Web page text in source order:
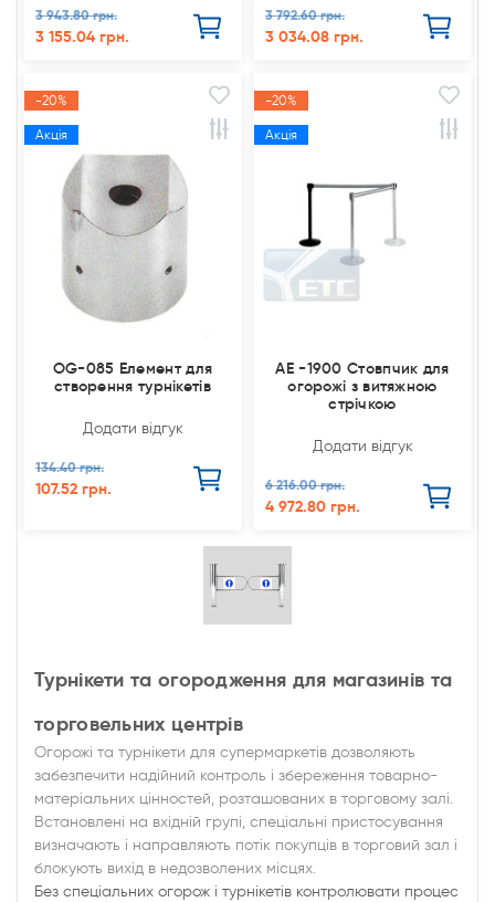
3 943.80 грн.
3 155.04 грн.
3 792.60 грн.
3 034.08 грн.
-20%
Акція
OG-085 Елемент для
створення турнікетів
Додати відгук
134.40 грн.
107.52 грн.
-20%
Акція
AE -1900 Стовпчик для
огорожі з витяжною
стрічкою
Додати відгук
6 216.00 грн.
4 972.80 грн.
Турнікети та огородження для магазинів та
торговельних центрів
Огорожі та турнікети для супермаркетів дозволяють
забезпечити надійний контроль і збереження товарно-
матеріальних цінностей, розташованих в торговому залі.
Встановлені на вхідній групі, спеціальні пристосування
визначають і направляють потік покупців в торговий зал і
блокують вихід в недозволених місцях.
Без спеціальних огорож і турнікетів контролювати процес